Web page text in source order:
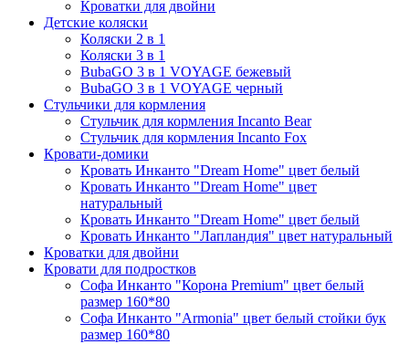
Кроватки для двойни
Детские коляски
Коляски 2 в 1
Коляски 3 в 1
BubaGO 3 в 1 VOYAGE бежевый
BubaGO 3 в 1 VOYAGE черный
Стульчики для кормления
Стульчик для кормления Incanto Bear
Стульчик для кормления Incanto Fox
Кровати-домики
Кровать Инканто "Dream Home" цвет белый
Кровать Инканто "Dream Home" цвет
натуральный
Кровать Инканто "Dream Home" цвет белый
Кровать Инканто "Лапландия" цвет натуральный
Кроватки для двойни
Кровати для подростков
Софа Инканто "Корона Premium" цвет белый
размер 160*80
Софа Инканто "Armonia" цвет белый стойки бук
размер 160*80